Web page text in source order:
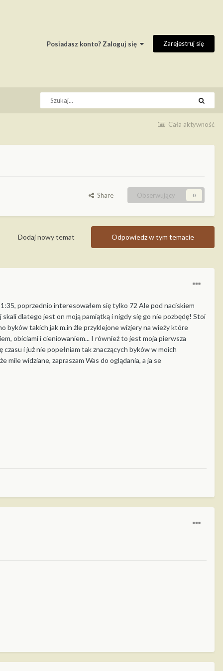
Posiadasz konto? Zaloguj się Zarejestruj się
Cała aktywność
Share Obserwujący 0
Odpowiedz w tym temacie
Dodaj nowy temat
poprzednio interesowałem się tylko 72 Ale pod naciskiem
dlatego jest on moją pamiątką i nigdy się go nie pozbędę! Stoi
byków takich jak m.in źle przyklejone wizjery na wieży które
obiciami i cieniowaniem... I również to jest moja pierwsza
i już nie popełniam tak znaczących byków w moich
widziane, zapraszam Was do oglądania, a ja se